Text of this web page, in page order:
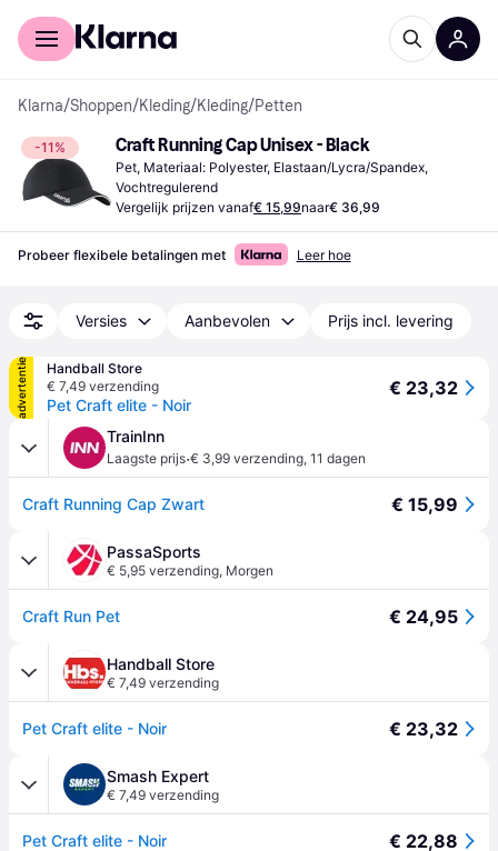
Voor shoppers
Klarna/Shoppen/Kleding/Kleding/Petten
-11% Craft Running Cap Unisex - Black
Pet, Materiaal: Polyester, Elastaan/Lycra/Spandex,
Vochtregulerend
Vergelijk prijzen vanaf€ 15,99naar€ 36,99
Probeer flexibele betalingen met Leer hoe
Versies Aanbevolen Prijs incl. levering
advertentie
Handball Store
€ 7,49 verzending
Pet Craft elite - Noir
€ 23,32
TrainInn
Laagste prijs·€ 3,99 verzending, 11 dagen
Craft Running Cap Zwart € 15,99
PassaSports
€ 5,95 verzending, Morgen
Craft Run Pet € 24,95
Handball Store
€ 7,49 verzending
Pet Craft elite - Noir € 23,32
Smash Expert
€ 7,49 verzending
Pet Craft elite - Noir € 22,88